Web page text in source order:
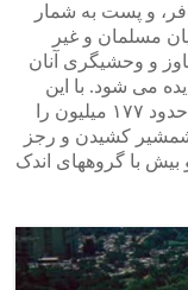
و پست به شمار
مسلمان و غیر
و وحشیگری آنان
می شود. با این
حال، از آنجا که مسلمانان جمعیت کمی، در حدود ۱۷۷ میلیون را
شمشیر کشیدن و رجز
بیش با گروههای اندک